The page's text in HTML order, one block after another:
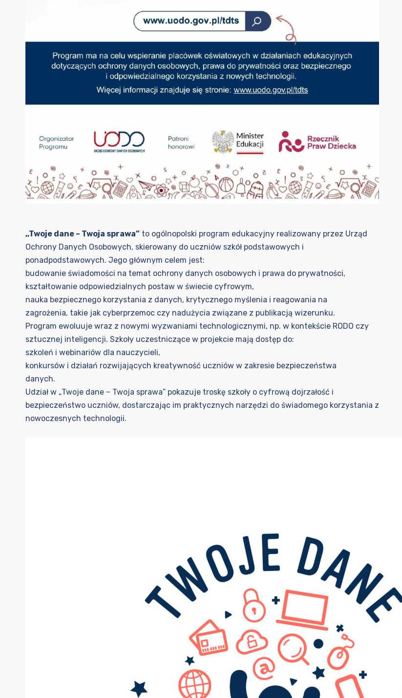
,,Twoje dane – Twoja sprawa” to ogólnopolski program edukacyjny realizowany przez Urząd
Ochrony Danych Osobowych, skierowany do uczniów szkół podstawowych i
ponadpodstawowych. Jego głównym celem jest:
budowanie świadomości na temat ochrony danych osobowych i prawa do prywatności,
kształtowanie odpowiedzialnych postaw w świecie cyfrowym,
nauka bezpiecznego korzystania z danych, krytycznego myślenia i reagowania na
zagrożenia, takie jak cyberprzemoc czy nadużycia związane z publikacją wizerunku.
Program ewoluuje wraz z nowymi wyzwaniami technologicznymi, np. w kontekście RODO czy
sztucznej inteligencji. Szkoły uczestniczące w projekcie mają dostęp do:
szkoleń i webinariów dla nauczycieli,
konkursów i działań rozwijających kreatywność uczniów w zakresie bezpieczeństwa
danych.
Udział w „Twoje dane – Twoja sprawa” pokazuje troskę szkoły o cyfrową dojrzałość i
bezpieczeństwo uczniów, dostarczając im praktycznych narzędzi do świadomego korzystania z
nowoczesnych technologii.